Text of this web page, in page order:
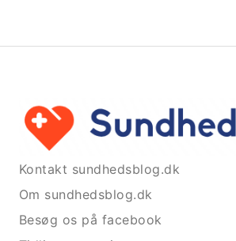
Kontakt sundhedsblog.dk
Om sundhedsblog.dk
Besøg os på facebook